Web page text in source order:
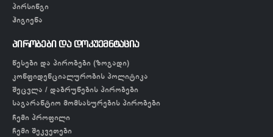
პირსინგი
ჰიგიენა
პირობები და დოკუემნტაცია
წესები და პირობები (ზოგადი)
კონფიდენციალურობის პოლიტიკა
შეცვლა / დაბრუნების პირობები
საგარანტიო მომსახურების პირობები
ჩემი პროფილი
ჩემი შეკვეთები